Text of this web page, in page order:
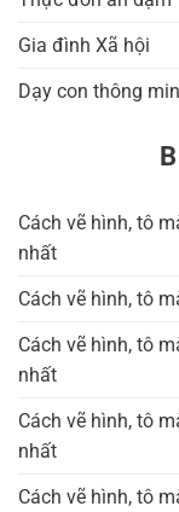
Gia đình Xã hội
Dạy con thông
Cách vẽ hình, tô
nhất
Cách vẽ hình, tô
Cách vẽ hình, tô
nhất
Cách vẽ hình, tô
nhất
Cách vẽ hình, tô